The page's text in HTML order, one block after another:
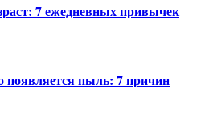
7 ежедневных привычек
появляется пыль: 7 причин